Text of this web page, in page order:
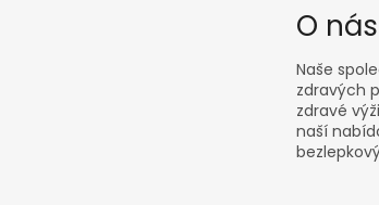
O nás
Naše
zdravých
zdravé
naší